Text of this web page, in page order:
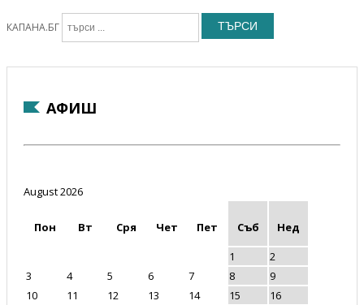
КАПАНА.БГ ТЪРСИ
АФИШ
August 2026
Пон Вт Сря Чет Пет Съб
Нед
1
2
3
4 5 6 7 8
9
10
11 12 13 14 15
16